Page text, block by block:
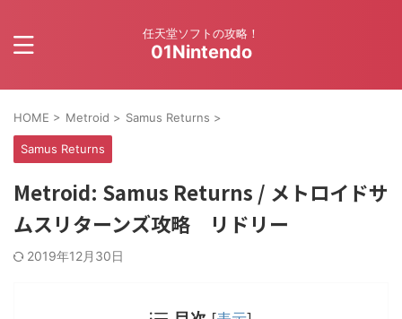
任天堂ソフトの攻略！
01Nintendo
HOME > Metroid > Samus Returns >
Samus Returns
Metroid: Samus Returns / メトロイドサ
ムスリターンズ攻略 リドリー
2019年12月30日